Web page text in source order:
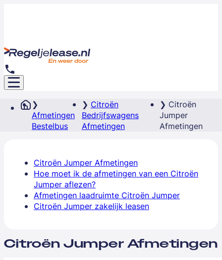
Afmetingen
Bestelbus
Citroën
Bedrijfswagens
Afmetingen
Citroën
Jumper
Afmetingen
Citroën Jumper Afmetingen
Hoe moet ik de afmetingen van een Citroën
Jumper aflezen?
Afmetingen laadruimte Citroën Jumper
Citroën Jumper zakelijk leasen
Citroën Jumper Afmetingen